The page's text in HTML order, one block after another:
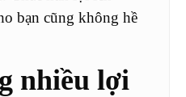
bạn cũng không hề
nhiều lợi